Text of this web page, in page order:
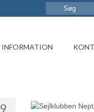
INFORMATION